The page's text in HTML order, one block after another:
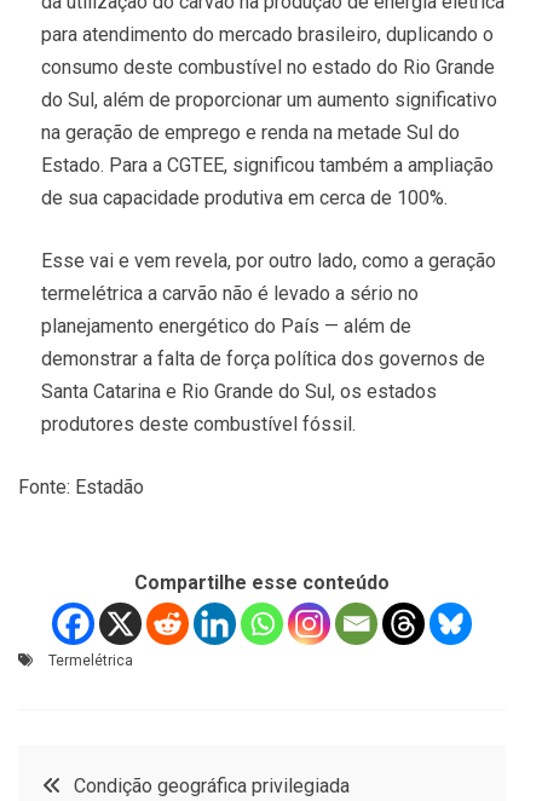
para atendimento do mercado brasileiro, duplicando o
consumo deste combustível no estado do Rio Grande
do Sul, além de proporcionar um aumento significativo
na geração de emprego e renda na metade Sul do
Estado. Para a CGTEE, significou também a ampliação
de sua capacidade produtiva em cerca de 100%.
Esse vai e vem revela, por outro lado, como a geração
termelétrica a carvão não é levado a sério no
planejamento energético do País — além de
demonstrar a falta de força política dos governos de
Santa Catarina e Rio Grande do Sul, os estados
produtores deste combustível fóssil.
Fonte: Estadão
Compartilhe esse conteúdo
Termelétrica
Navegação
Condição geográfica privilegiada